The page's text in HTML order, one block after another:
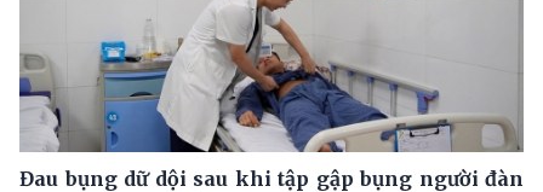
Đau bụng dữ dội sau khi tập gập bụng người đàn